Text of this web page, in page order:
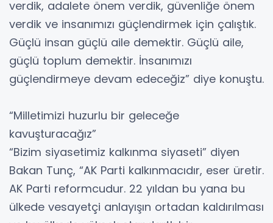
verdik, adalete önem verdik, güvenliğe önem
verdik ve insanımızı güçlendirmek için çalıştık.
Güçlü insan güçlü aile demektir. Güçlü aile,
güçlü toplum demektir. İnsanımızı
güçlendirmeye devam edeceğiz” diye konuştu.
“Milletimizi huzurlu bir geleceğe
kavuşturacağız”
“Bizim siyasetimiz kalkınma siyaseti” diyen
Bakan Tunç, “AK Parti kalkınmacıdır, eser üretir.
AK Parti reformcudur. 22 yıldan bu yana bu
ülkede vesayetçi anlayışın ortadan kaldırılması